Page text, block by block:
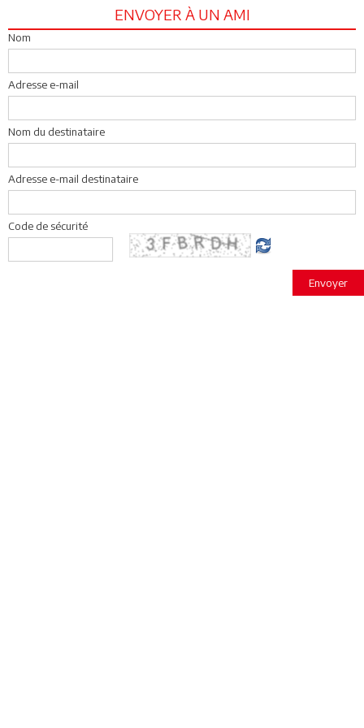
ENVOYER À UN AMI
Nom
Adresse e-mail
Nom du destinataire
Adresse e-mail destinataire
Code de sécurité
Envoyer